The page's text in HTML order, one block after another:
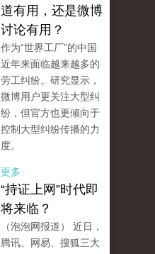
道有用，还是微博
讨论有用？
作为“世界工厂”的中国
近年来面临越来越多的
劳工纠纷。研究显示，
微博用户更关注大型纠
纷，但官方也更倾向于
控制大型纠纷传播的力
度。
更多
“持证上网”时代即
将来临？
（泡泡网报道） 近日，
腾讯、网易、搜狐三大